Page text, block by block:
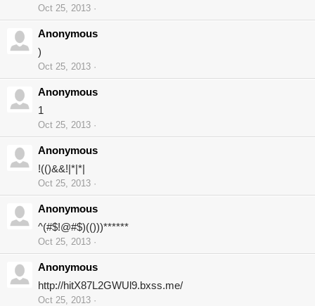
Oct 25, 2013
Anonymous
)
Oct 25, 2013
Anonymous
1
Oct 25, 2013
Anonymous
!(()&&!|*|*|
Oct 25, 2013
Anonymous
^(#$!@#$)(()))******
Oct 25, 2013
Anonymous
http://hitX87L2GWUl9.bxss.me/
Oct 25, 2013